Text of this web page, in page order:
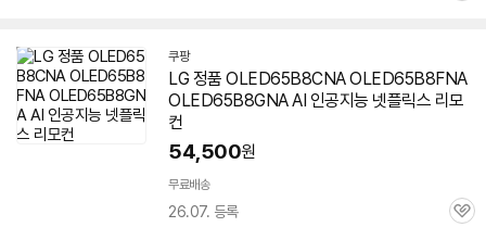
쿠팡
LG 정품 OLED65B8CNA OLED65B8FNA
OLED65B8GNA AI 인공지능 넷플릭스 리모
컨
54,500원
무료배송
26.07. 등록
관